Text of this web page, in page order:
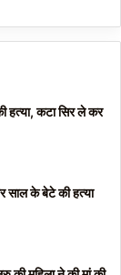
हत्या, कटा सिर ले कर
के बेटे की हत्या